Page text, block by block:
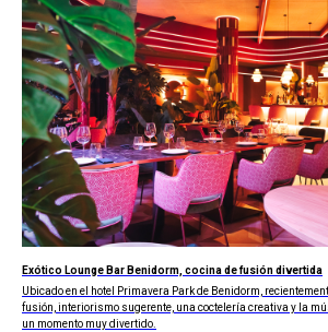
Exótico Lounge Bar Benidorm, cocina de fusión divertida
Ubicado en el hotel Primavera Park de Benidorm,
fusión, interiorismo sugerente, una coctelería creativa y la
un momento muy divertido.